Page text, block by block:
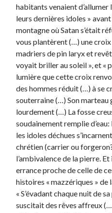
habitants venaient d’allumer
leurs dernières idoles »
montagne où Satan s’était
vous plantèrent (…) une
madriers de pin laryx et
voyait briller au soleil », et «
lumière que cette croix
des hommes réduit (…) à se
souterraine (…) Son marteau
lourdement (…) La fosse
soudainement remplie
les idoles déchues
chrétien (carrier ou
l’ambivalence de la pierre.
errance proche de celle de
histoires « mazzériques » de
« S’évadant chaque nuit de
suscitait des rêves affreux